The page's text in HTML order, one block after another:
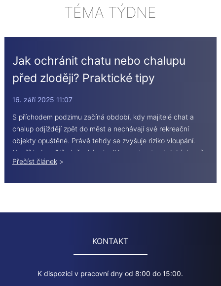
TÉMA TÝDNE
Jak ochránit chatu nebo chalupu
před zloději? Praktické tipy
16. září 2025 11:07
S příchodem podzimu začíná období, kdy majitelé chat a
chalup odjíždějí zpět do měst a nechávají své rekreační
objekty opuštěné. Právě tehdy se zvyšuje riziko vloupání.
Například ve Středočeském kraji jsou v tomto období denně
vykradeny 3 až 4 rekreační nemovitosti. Klidná, méně
Přečíst článek>
KONTAKT
K dispozici v pracovní dny od 8:00 do 15:00.